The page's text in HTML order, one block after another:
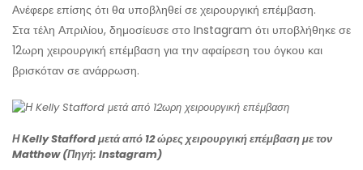
Ανέφερε επίσης ότι θα υποβληθεί σε χειρουργική επέμβαση.
Στα τέλη Απριλίου, δημοσίευσε στο Instagram ότι υποβλήθηκε σε
12ωρη χειρουργική επέμβαση για την αφαίρεση του όγκου και
βρισκόταν σε ανάρρωση.
Η Kelly Stafford μετά από 12 ώρες χειρουργική επέμβαση με τον
Matthew (Πηγή: Instagram)